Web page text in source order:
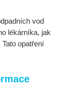
vod
lékárníka, jak
opatření